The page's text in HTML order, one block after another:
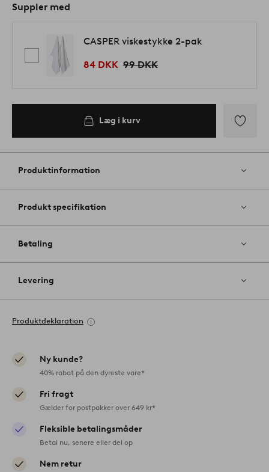
Suppler med
CASPER viskestykke 2-pak
84 DKK 99 DKK
Læg i kurv
til
Produktinformation
Produkt specifikation
Betaling
Levering
Produktdeklaration
Ny kunde?
40% rabat på den dyreste vare*
Fri fragt
Gælder for postpakker over 649 kr*
Fleksible betalingsmåder
Betal nu, senere eller del op
Nem retur